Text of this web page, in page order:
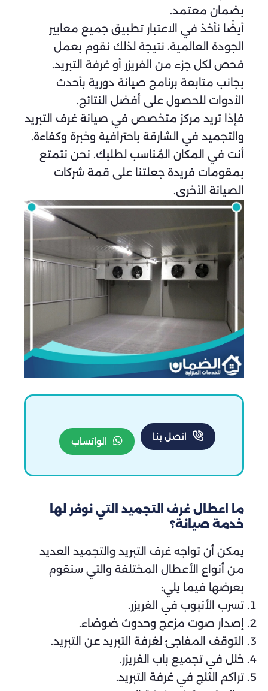
بضمان معتمد.
أيضًا نأخذ في الاعتبار تطبيق جميع معايير
الجودة العالمية، نتيجة لذلك نقوم بعمل
فحص لكل جزء من الفريزر أو غرفة التبريد.
بجانب متابعة برنامج صيانة دورية بأحدث
الأدوات للحصول على أفضل النتائج.
فإذا تريد مركز متخصص في صيانة غرف التبريد
والتجميد في الشارقة باحترافية وخبرة وكفاءة.
أنت في المكان المُناسب لطلبك. نحن نتمتع
بمقومات فريدة جعلتنا على قمة شركات
الصيانة الأخرى.
اتصل بنا الواتساب
ما اعطال غرف التجميد التي نوفر لها
خدمة صيانة؟
يمكن أن تواجه غرف التبريد والتجميد العديد
من أنواع الأعطال المختلفة والتي سنقوم
بعرضها فيما يلي:
تسرب الأنبوب في الفريزر.
إصدار صوت مزعج وحدوث ضوضاء.
التوقف المفاجئ لغرفة التبريد عن التبريد.
خلل في تجميع باب الفريزر.
تراكم الثلج في غرفة التبريد.